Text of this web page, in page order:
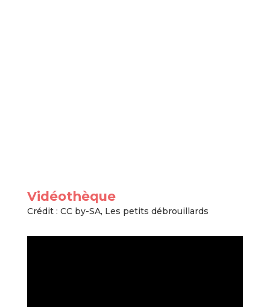
Vidéothèque
Crédit : CC by-SA, Les petits débrouillards